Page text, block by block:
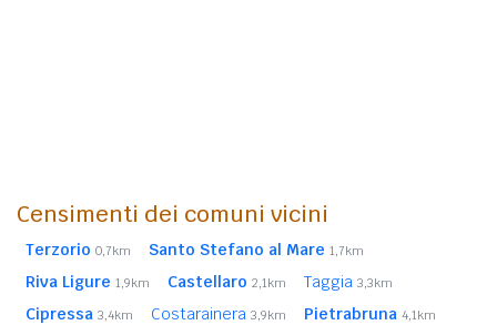
Censimenti dei comuni vicini
Terzorio 0,7km Santo Stefano al Mare 1,7km
Riva Ligure 1,9km Castellaro 2,1km Taggia 3,3km
Cipressa 3,4km Costarainera 3,9km Pietrabruna 4,1km